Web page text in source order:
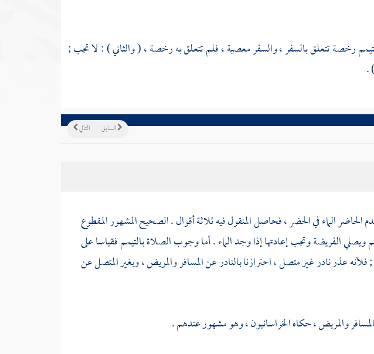
رخصة تتعلق بالسفر ، والسفر معصية ، فلم تتعلق به رخصة ، ( والثاني ) : لا تجب ;
.
التالي السابق
الماء في الحضر ، فحاصل المنقول فيه ثلاثة أقوال . الصحيح المشهور المقطوع
الفريضة وتجب إعادتها إذا وجد الماء . أما وجوب الصلاة بالتيمم فقياسا على
فلأنه عذر نادر غير متصل ، احترازنا بالنادر عن المسافر والمريض ، وبغير المتصل عن
والمريض ، حكاهالخراسانيون، وهو مشهور عندهم .